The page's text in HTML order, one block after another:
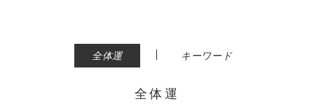
全体運 | キーワード
全体運